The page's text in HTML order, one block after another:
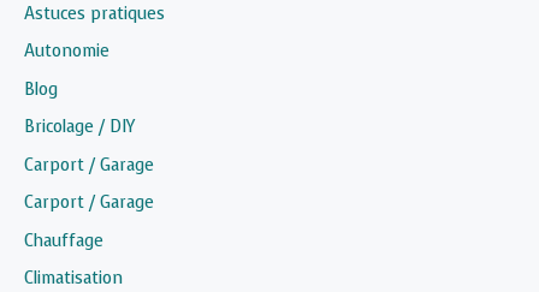
Astuces pratiques
Autonomie
Blog
Bricolage / DIY
Carport / Garage
Carport / Garage
Chauffage
Climatisation